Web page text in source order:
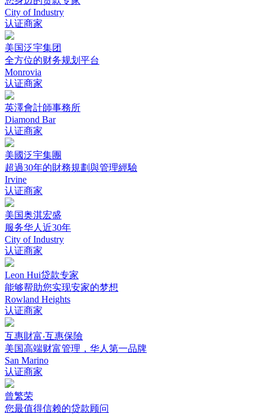
City of Industry
认证商家
美国泛宇集团
全方位的财务规划平台
Monrovia
认证商家
英澤會計師事務所
Diamond Bar
认证商家
美國泛宇集團
超過30年的財務規劃與管理經驗
Irvine
认证商家
美国奥淇宏盛
服务华人近30年
City of Industry
认证商家
Leon Hui贷款专家
能够帮助您实现安家的梦想
Rowland Heights
认证商家
互惠財富‧互惠保險
美国高端财富管理，华人第一品牌
San Marino
认证商家
曾繁荣
您最值得信赖的贷款顾问